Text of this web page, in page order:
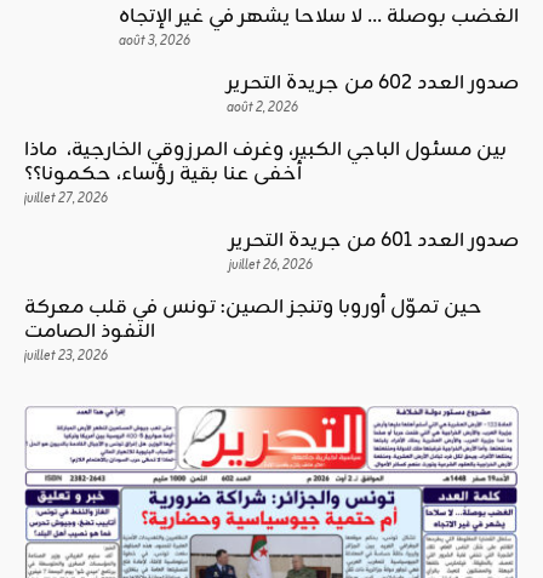
الغضب بوصلة … لا سلاحا يشهر في غير الإتجاه
août 3, 2026
صدور العدد 602 من جريدة التحرير
août 2, 2026
بين مسئول الباجي الكبير، وغرف المرزوقي الخارجية، ماذا
أخفى عنا بقية رؤساء، حكمونا؟؟
juillet 27, 2026
صدور العدد 601 من جريدة التحرير
juillet 26, 2026
حين تموّل أوروبا وتنجز الصين: تونس في قلب معركة
النفوذ الصامت
juillet 23, 2026